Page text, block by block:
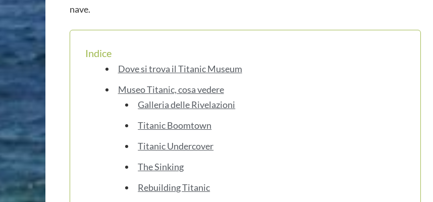
nave.
Indice
Dove si trova il Titanic Museum
Museo Titanic, cosa vedere
Galleria delle Rivelazioni
Titanic Boomtown
Titanic Undercover
The Sinking
Rebuilding Titanic